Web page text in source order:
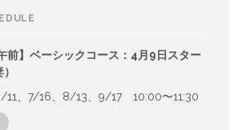
前】ベーシックコース：4月9日スター
、7/16、8/13、9/17 10:00〜11:30